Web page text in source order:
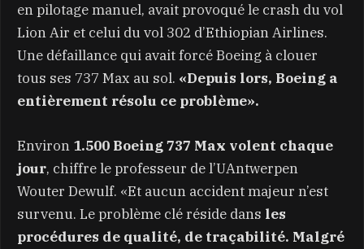
en pilotage manuel, avait provoqué le crash du vol
Lion Air et celui du vol 302 d’Ethiopian Airlines.
Une défaillance qui avait forcé Boeing à clouer
tous ses 737 Max au sol. «Depuis lors, Boeing a
entièrement résolu ce problème».
Environ 1.500 Boeing 737 Max volent chaque
jour, chiffre le professeur de l’UAntwerpen
Wouter Dewulf. «Et aucun accident majeur n’est
survenu. Le problème clé réside dans les
procédures de qualité, de traçabilité. Malgré